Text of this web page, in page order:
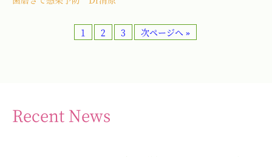
1 2 3 次ページへ »
Recent News